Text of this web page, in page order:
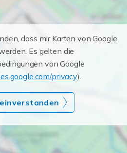
dass mir Karten von Google
Es gelten die
von Google
privacy).